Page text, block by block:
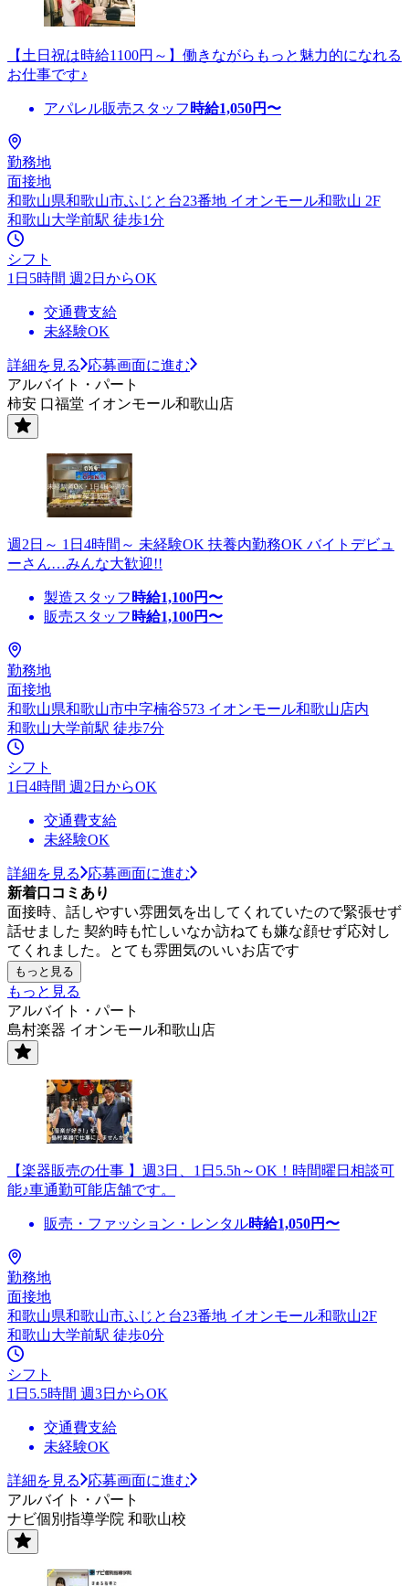
【土日祝は時給1100円～】働きながらもっと魅力的になれる
お仕事です♪
アパレル販売スタッフ 時給1,050円〜
勤務地
面接地
和歌山県和歌山市ふじと台23番地 イオンモール和歌山 2F
和歌山大学前駅 徒歩1分
シフト
1日5時間 週2日からOK
交通費支給
未経験OK
詳細を見る
応募画面に進む
アルバイト・パート
柿安 口福堂 イオンモール和歌山店
週2日～ 1日4時間～ 未経験OK 扶養内勤務OK バイトデビュ
ーさん…みんな大歓迎!!
製造スタッフ 時給1,100円〜
販売スタッフ 時給1,100円〜
勤務地
面接地
和歌山県和歌山市中字楠谷573 イオンモール和歌山店内
和歌山大学前駅 徒歩7分
シフト
1日4時間 週2日からOK
交通費支給
未経験OK
詳細を見る
応募画面に進む
新着口コミあり
面接時、話しやすい雰囲気を出してくれていたので緊張せず
話せました 契約時も忙しいなか訪ねても嫌な顔せず応対し
てくれました。とても雰囲気のいいお店です
もっと見る
もっと見る
アルバイト・パート
島村楽器 イオンモール和歌山店
【楽器販売の仕事 】週3日、1日5.5h～OK！時間曜日相談可
能♪車通勤可能店舗です。
販売・ファッション・レンタル時給1,050円〜
勤務地
面接地
和歌山県和歌山市ふじと台23番地 イオンモール和歌山2F
和歌山大学前駅 徒歩0分
シフト
1日5.5時間 週3日からOK
交通費支給
未経験OK
詳細を見る
応募画面に進む
アルバイト・パート
ナビ個別指導学院 和歌山校